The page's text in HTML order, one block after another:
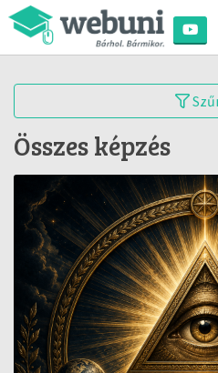
Összes képzés